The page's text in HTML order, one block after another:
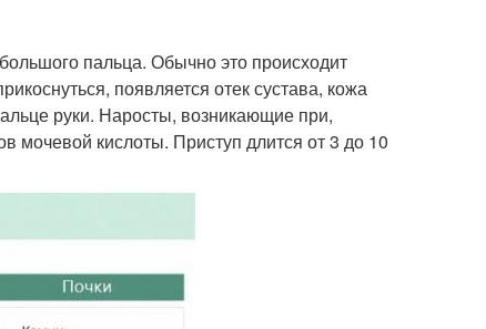
пальца. Обычно это происходит
появляется отек сустава, кожа
руки. Наросты, возникающие при,
мочевой кислоты. Приступ длится от 3 до 10